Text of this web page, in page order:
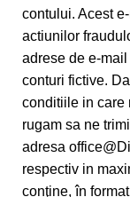
contului. Acest
actiunilor
adrese de e-
conturi fictive.
conditiile in care
rugam sa ne
adresa
respectiv in
conţine, în